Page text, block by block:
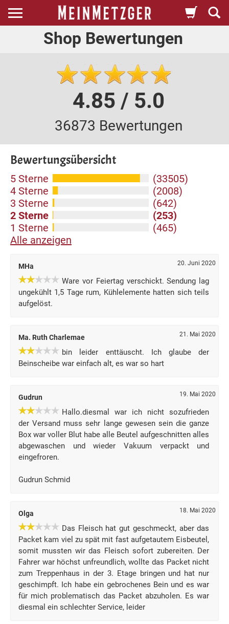
Shop Bewertungen
4.85 / 5.0
36873 Bewertungen
Bewertungsübersicht
5 Sterne
(33505)
4 Sterne
(2008)
3 Sterne
(642)
2 Sterne
(253)
1 Sterne
(465)
Alle anzeigen
MHa 20. Juni 2020
Ware vor Feiertag verschickt. Sendung lag
ungekühlt 1,5 Tage rum, Kühlelemente hatten sich teils
aufgelöst.
Ma. Ruth Charlemae 21. Mai 2020
bin leider enttäuscht. Ich glaube der
Beinscheibe war einfach alt, es war so hart
Gudrun 19. Mai 2020
Hallo.diesmal war ich nicht sozufrieden
der Versand muss sehr lange gewesen sein die ganze
Box war voller Blut habe alle Beutel aufgeschnitten alles
abgewaschen und wieder Vakuum verpackt und
eingefroren.
Gudrun Schmid
Olga 18. Mai 2020
Das Fleisch hat gut geschmeckt, aber das
Packet kam viel zu spät mit fast aufgetautem Eisbeutel,
somit mussten wir das Fleisch sofort zubereiten. Der
Fahrer war höchst unfreundlich, wollte das Packet nicht
zum Treppenhaus in der 3. Etage bringen und hat nur
geschimpft. Ich habe ein gebrochenes Bein und es war
für mich problematisch das Packet abzuholen. Es war
diesmal ein schlechter Service, leider